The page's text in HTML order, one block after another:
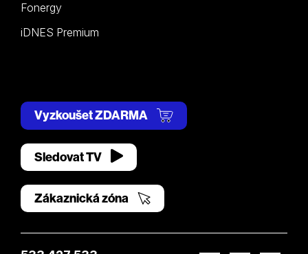
Fonergy
iDNES Premium
Vyzkoušet ZDARMA
Sledovat TV
Zákaznická zóna